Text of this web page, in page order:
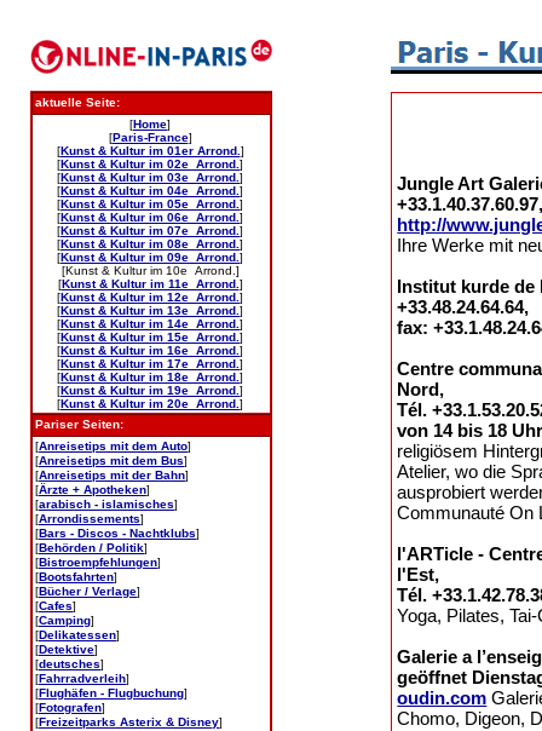
aktuelle Seite:
[Home]
[Paris-France]
[Kunst & Kultur im 01er Arrond. ]
[Kunst & Kultur im 02e Arrond. ]
[Kunst & Kultur im 03e Arrond. ]
[Kunst & Kultur im 04e Arrond. ]
[Kunst & Kultur im 05e Arrond. ]
[Kunst & Kultur im 06e Arrond. ]
[Kunst & Kultur im 07e Arrond. ]
[Kunst & Kultur im 08e Arrond. ]
[Kunst & Kultur im 09e Arrond. ]
[Kunst & Kultur im 10e Arrond.]
[Kunst & Kultur im 11e Arrond. ]
[Kunst & Kultur im 12e Arrond. ]
[Kunst & Kultur im 13e Arrond. ]
[Kunst & Kultur im 14e Arrond. ]
[Kunst & Kultur im 15e Arrond. ]
[Kunst & Kultur im 16e Arrond. ]
[Kunst & Kultur im 17e Arrond. ]
[Kunst & Kultur im 18e Arrond. ]
[Kunst & Kultur im 19e Arrond. ]
[Kunst & Kultur im 20e Arrond. ]
Pariser Seiten:
[Anreisetips mit dem Auto]
[Anreisetips mit dem Bus]
[Anreisetips mit der Bahn]
[Ärzte + Apotheken]
[arabisch - islamisches]
[Arrondissements]
[Bars - Discos - Nachtklubs]
[Behörden / Politik]
[Bistroempfehlungen]
[Bootsfahrten]
[Bücher / Verlage]
[Cafes]
[Camping]
[Delikatessen]
[Detektive]
[deutsches]
[Fahrradverleih]
[Flughäfen - Flugbuchung]
[Fotografen]
[Freizeitparks Asterix & Disney]
Jungle Art
http://
Ihre Werke mit
Institut kurde de
+33.48.24.64.64,
fax:
Centre
Nord,
Tél.
von 14 bis 18
religiösem
Atelier, wo die
ausprobiert
Communauté On
l'ARTicle -
l'Est,
Tél.
Yoga, Pilates,
Galerie a
geöffnet
oudin.com
Chomo, Digeon,